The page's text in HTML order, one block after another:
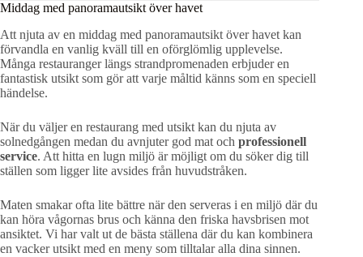
Middag med panoramautsikt över havet
Att njuta av en middag med panoramautsikt över havet kan
förvandla en vanlig kväll till en oförglömlig upplevelse.
Många restauranger längs strandpromenaden erbjuder en
fantastisk utsikt som gör att varje måltid känns som en speciell
händelse.
När du väljer en restaurang med utsikt kan du njuta av
solnedgången medan du avnjuter god mat och professionell
service. Att hitta en lugn miljö är möjligt om du söker dig till
ställen som ligger lite avsides från huvudstråken.
Maten smakar ofta lite bättre när den serveras i en miljö där du
kan höra vågornas brus och känna den friska havsbrisen mot
ansiktet. Vi har valt ut de bästa ställena där du kan kombinera
en vacker utsikt med en meny som tilltalar alla dina sinnen.